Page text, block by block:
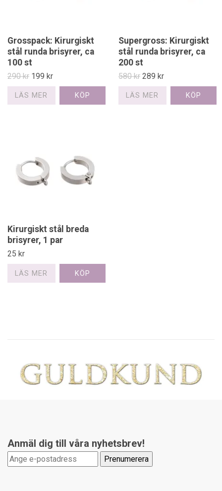
Grosspack: Kirurgiskt
stål runda brisyrer, ca
100 st
290 kr 199 kr
LÄS MER
Supergross: Kirurgiskt
stål runda brisyrer, ca
200 st
580 kr 289 kr
LÄS MER
Kirurgiskt stål breda
brisyrer, 1 par
25 kr
LÄS MER
Anmäl dig till våra nyhetsbrev!